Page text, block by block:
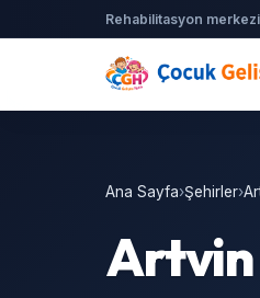
Rehabilitasyon
Ana Sayfa›Şehirler›
Artvin